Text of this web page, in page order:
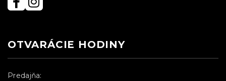
OTVARÁCIE HODINY
Predajňa: